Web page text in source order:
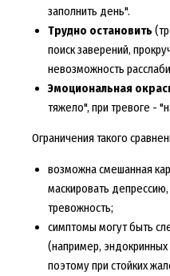
заполнить день".
Трудно остановить
поиск заверений,
невозможность
Эмоциональная
тяжело", при тревоге -
Ограничения такого
возможна смешанная
маскировать
тревожность;
симптомы могут быть
(например,
поэтому при стойких